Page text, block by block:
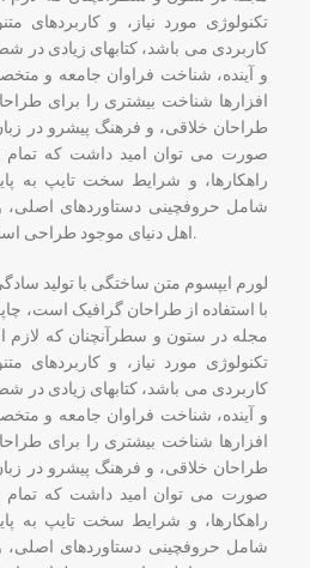
تکنولوژی مورد نیاز، و کاربردهای
کاربردی می باشد، کتابهای زیادی
و آینده، شناخت فراوان جامعه و
افزارها شناخت بیشتری را برای
طراحان خلاقی، و فرهنگ پیشرو در
صورت می توان امید داشت که تمام
راهکارها، و شرایط سخت تایپ به
شامل حروفچینی دستاوردهای اصلی،
اهل دنیای موجود طراحی اساسا مورد استفاده قرار گیرد.
لورم ایپسوم متن ساختگی با تولید
با استفاده از طراحان گرافیک است،
مجله در ستون و سطرآنچنان که
تکنولوژی مورد نیاز، و کاربردهای
کاربردی می باشد، کتابهای زیادی
و آینده، شناخت فراوان جامعه و
افزارها شناخت بیشتری را برای
طراحان خلاقی، و فرهنگ پیشرو در
صورت می توان امید داشت که تمام
راهکارها، و شرایط سخت تایپ به
شامل حروفچینی دستاوردهای اصلی،